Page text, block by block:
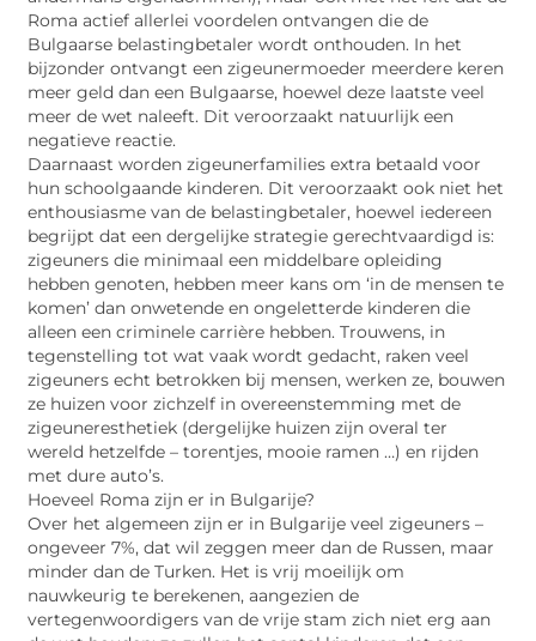
Roma actief allerlei voordelen ontvangen die de
Bulgaarse belastingbetaler wordt onthouden. In het
bijzonder ontvangt een zigeunermoeder meerdere keren
meer geld dan een Bulgaarse, hoewel deze laatste veel
meer de wet naleeft. Dit veroorzaakt natuurlijk een
negatieve reactie.
Daarnaast worden zigeunerfamilies extra betaald voor
hun schoolgaande kinderen. Dit veroorzaakt ook niet het
enthousiasme van de belastingbetaler, hoewel iedereen
begrijpt dat een dergelijke strategie gerechtvaardigd is:
zigeuners die minimaal een middelbare opleiding
hebben genoten, hebben meer kans om ‘in de mensen te
komen’ dan onwetende en ongeletterde kinderen die
alleen een criminele carrière hebben. Trouwens, in
tegenstelling tot wat vaak wordt gedacht, raken veel
zigeuners echt betrokken bij mensen, werken ze, bouwen
ze huizen voor zichzelf in overeenstemming met de
zigeuneresthetiek (dergelijke huizen zijn overal ter
wereld hetzelfde – torentjes, mooie ramen …) en rijden
met dure auto’s.
Hoeveel Roma zijn er in Bulgarije?
Over het algemeen zijn er in Bulgarije veel zigeuners –
ongeveer 7%, dat wil zeggen meer dan de Russen, maar
minder dan de Turken. Het is vrij moeilijk om
nauwkeurig te berekenen, aangezien de
vertegenwoordigers van de vrije stam zich niet erg aan